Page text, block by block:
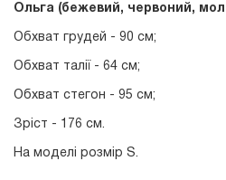
Ольга (бежевий, червоний ,
Обхват грудей - 90 см;
Обхват талії - 64 см;
Обхват стегон - 95 см;
Зріст - 176 см.
На моделі розмір S.